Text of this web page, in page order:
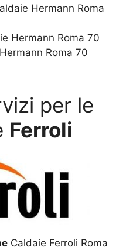
Hermann Roma
Hermann Roma 70
Hermann Roma 70
per le
Ferroli
Caldaie Ferroli Roma